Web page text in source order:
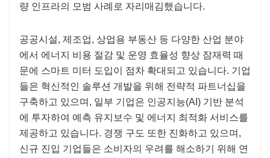
량 인프라의 모범 사례로 자리매김했습니다.
공공시설, 제조업, 상업용 부동산 등 다양한 산업 분야
에서 에너지 비용 절감 및 운영 효율성 향상 잠재력 때
문에 스마트 미터 도입이 점차 확대되고 있습니다. 기업
들은 혁신적인 솔루션 개발을 위해 전략적 파트너십을
구축하고 있으며, 일부 기업은 인공지능(AI) 기반 분석
에 투자하여 예측 유지보수 및 에너지 최적화 서비스를
제공하고 있습니다. 경쟁 구도 또한 진화하고 있으며,
신규 진입 기업들은 소비자의 우려를 해소하기 위해 연